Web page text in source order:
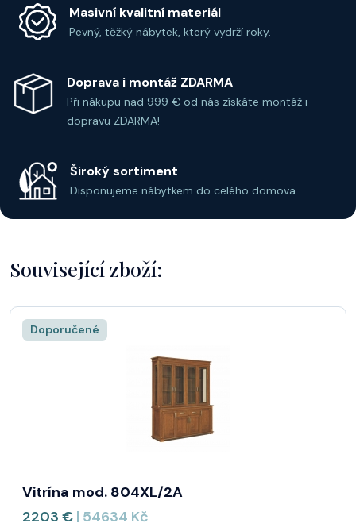
1026 S21
ořech
1027
francouzský
ořech
1028
červená
třešeň
1029
palisandr
mahagon
mahagon
1032
tmavý
1033
1034
1035
1036
1037 olše
žlutá
třešeň
Masivní kvalitní materiál
Pevný, těžký nábytek, který vydrží roky.
Doprava i montáž ZDARMA
Při nákupu nad 999 € od nás získáte montáž i
dopravu ZDARMA!
Široký sortiment
Disponujeme nábytkem do celého domova.
Související zboží:
Doporučené
Vitrína mod. 804XL/2A
2203 € | 54634 Kč